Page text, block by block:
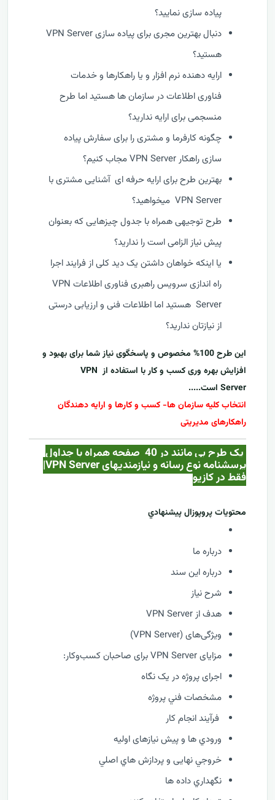
پیاده سازی نمایید؟
دنبال بهترین مجری برای پیاده سازی VPN Server
هستید؟
ارایه دهنده نرم افزار و یا راهکارها و خدمات
فناوری اطلاعات در سازمان ها هستید اما طرح
منسجمی برای ارایه ندارید؟
چگونه کارفرما و مشتری را برای سفارش پیاده
سازی راهکار VPN Server مجاب کنیم؟
بهترین طرح برای ارایه حرفه ای آشنایی مشتری با
VPN Server میخواهید؟
طرح توجیهی همراه با جدول چیزهایی که بعنوان
پیش نیاز الزامی است را ندارید؟
یا اینکه خواهان داشتن یک دید کلی از فرایند اجرا
راه اندازی سرویس راهبری فناوری اطلاعات VPN
Server هستید اما اطلاعات فنی و ارزیابی درستی
از نیازتان ندارید؟
این طرح 100% مخصوص و پاسخگوی نیاز شما برای بهبود و
افزایش بهره وری کسب و کار با استفاده از VPN
Server است.....
انتخاب کلیه سازمان ها- کسب و کارها و ارایه دهندگان
راهکارهای مدیریتی
یک طرح بی مانند در 40 صفحه همراه با جداول
پرسشنامه نوع رسانه و نیازمندیهای VPN Server|
فقط در کازيو
محتويات پروپوزال پيشنهادي
درباره ما
درباره این سند
شرح نیاز
هدف از VPN Server
ویژگی‌های (VPN Server)
مزایای VPN Server برای صاحبان کسب‌وکار:
اجرای پروژه در یک نگاه
مشخصات فني پروژه
فرآيند انجام کار
ورودي ها و پیش نیازهای اولیه
خروجي نهایی و پردازش هاي اصلي
نگهداري داده ها